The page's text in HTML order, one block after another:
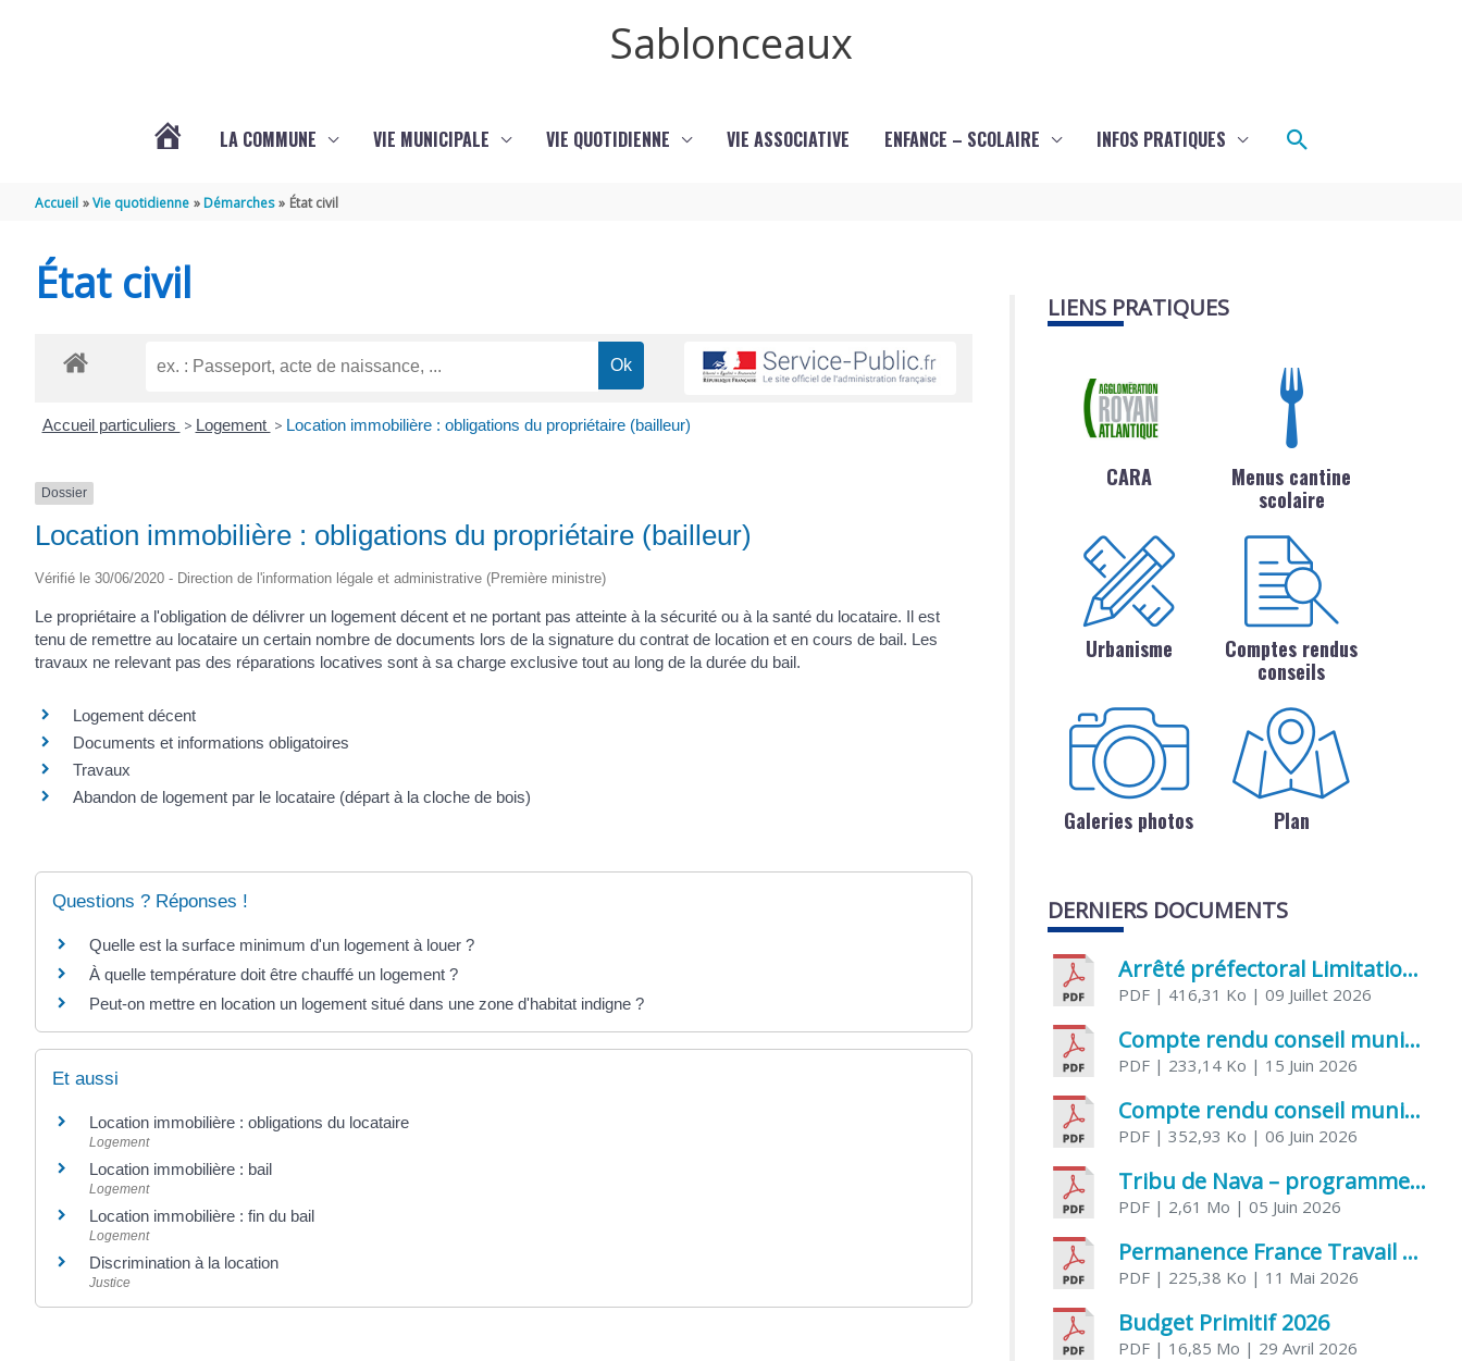
Sablonceaux
LA COMMUNE VIE MUNICIPALE VIE QUOTIDIENNE VIE ASSOCIATIVE ENFANCE – SCOLAIRE INFOS PRATIQUES Rechercher
Accueil Vie quotidienne Démarches État civil
État civil
Accueil particuliers > Logement > Location immobilière : obligations du propriétaire (bailleur)
Dossier
Location immobilière : obligations du propriétaire (bailleur)
Vérifié le 30/06/2020 - Direction de l'information légale et administrative (Première ministre)
Le propriétaire a l'obligation de délivrer un logement décent et ne portant pas atteinte à la sécurité ou à la santé du locataire. Il est
tenu de remettre au locataire un certain nombre de documents lors de la signature du contrat de location et en cours de bail. Les
travaux ne relevant pas des réparations locatives sont à sa charge exclusive tout au long de la durée du bail.
Logement décent
Documents et informations obligatoires
Travaux
Abandon de logement par le locataire (départ à la cloche de bois)
Questions ? Réponses !
Quelle est la surface minimum d'un logement à louer ?
À quelle température doit être chauffé un logement ?
Peut-on mettre en location un logement situé dans une zone d'habitat indigne ?
Et aussi
Location immobilière : obligations du locataire
Logement
Location immobilière : bail
Logement
Location immobilière : fin du bail
Logement
Discrimination à la location
Justice
LIENS PRATIQUES
CARA
Menus cantine
scolaire
Urbanisme
Comptes rendus
conseils
Galeries photos Plan
DERNIERS DOCUMENTS
Arrêté préfectoral Limitation provisoire des usages de l’eau
PDF | 416,31 Ko | 09 Juillet 2026
Compte rendu conseil municipal 5 juin 2026 sénatoriale
PDF | 233,14 Ko | 15 Juin 2026
Compte rendu conseil municipal – 21 avril 2026
PDF | 352,93 Ko | 06 Juin 2026
Tribu de Nava – programme et inscriptions été 2026
PDF | 2,61 Mo | 05 Juin 2026
Permanence France Travail au CCAS de Saujon Juin 2026
PDF | 225,38 Ko | 11 Mai 2026
Budget Primitif 2026
PDF | 16,85 Mo | 29 Avril 2026